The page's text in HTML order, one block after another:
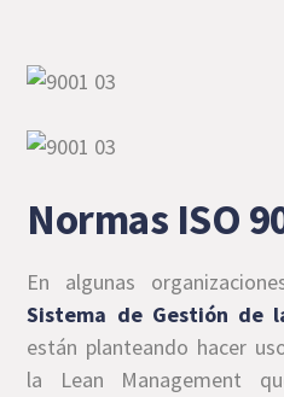
Normas ISO
En algunas
Sistema de Gestión de
están planteando hacer
la Lean Management